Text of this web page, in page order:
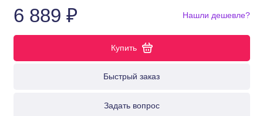
6 889 ₽
Купить
Быстрый заказ
Задать вопрос
Нашли дешевле?